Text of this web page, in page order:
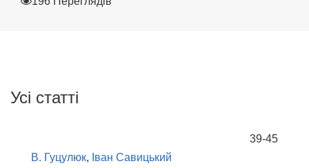
Усі статті
39-45
В. Гуцулюк, Іван Савицький